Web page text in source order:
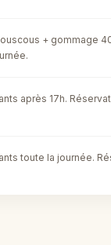
+ gommage
après 17h.
toute la journée.